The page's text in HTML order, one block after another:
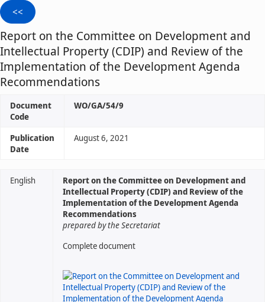
Report on the Committee on Development and
Intellectual Property (CDIP) and Review of the
Implementation of the Development Agenda
Recommendations
Document
Code
WO/GA/54/9
Publication
Date
August 6, 2021
English
Report on the Committee on Development and
Intellectual Property (CDIP) and Review of the
Implementation of the Development Agenda
Recommendations
prepared by the Secretariat
Complete document